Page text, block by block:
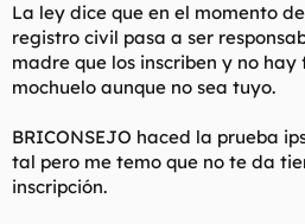
La ley dice que en el momento
registro civil pasa a ser
madre que los inscriben y no
mochuelo aunque no sea tuyo.
BRICONSEJO haced la prueba
tal pero me temo que no te da
inscripción.